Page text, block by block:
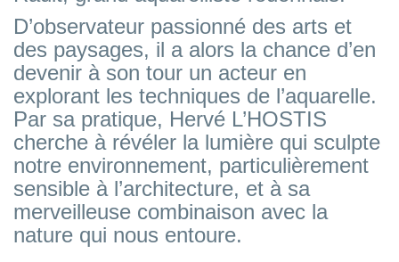
D’observateur passionné des arts et
des paysages, il a alors la chance d’en
devenir à son tour un acteur en
explorant les techniques de l’aquarelle.
Par sa pratique, Hervé L’HOSTIS
cherche à révéler la lumière qui sculpte
notre environnement, particulièrement
sensible à l’architecture, et à sa
merveilleuse combinaison avec la
nature qui nous entoure.